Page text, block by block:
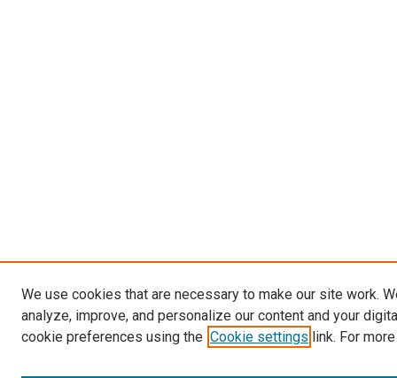
We use cookies that are necessary to make our site work.
analyze, improve, and personalize our content and your
cookie preferences using the Cookie settings link. For